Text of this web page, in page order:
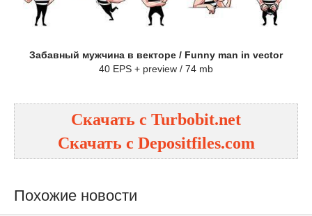
Забавный мужчина в векторе / Funny man in vector
40 EPS + preview / 74 mb
Скачать с Turbobit.net
Скачать с Depositfiles.com
Похожие новости